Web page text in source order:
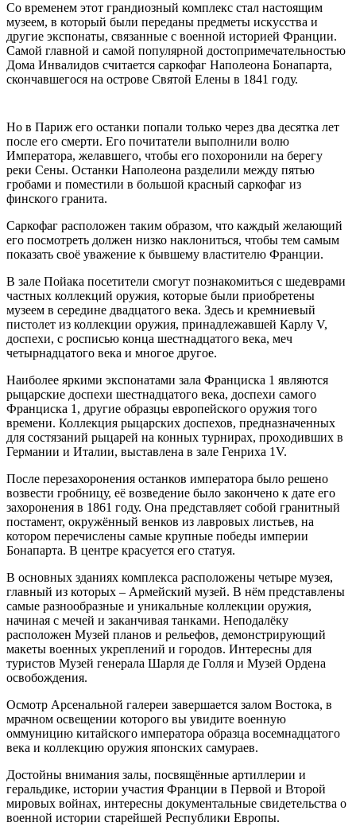
Со временем этот грандиозный комплекс стал настоящим
музеем, в который были переданы предметы искусства и
другие экспонаты, связанные с военной историей Франции.
Самой главной и самой популярной достопримечательностью
Дома Инвалидов считается саркофаг Наполеона Бонапарта,
скончавшегося на острове Святой Елены в 1841 году.
Но в Париж его останки попали только через два десятка лет
после его смерти. Его почитатели выполнили волю
Императора, желавшего, чтобы его похоронили на берегу
реки Сены. Останки Наполеона разделили между пятью
гробами и поместили в большой красный саркофаг из
финского гранита.
Саркофаг расположен таким образом, что каждый желающий
его посмотреть должен низко наклониться, чтобы тем самым
показать своё уважение к бывшему властителю Франции.
В зале Пойака посетители смогут познакомиться с шедеврами
частных коллекций оружия, которые были приобретены
музеем в середине двадцатого века. Здесь и кремниевый
пистолет из коллекции оружия, принадлежавшей Карлу V,
доспехи, с росписью конца шестнадцатого века, меч
четырнадцатого века и многое другое.
Наиболее яркими экспонатами зала Франциска 1 являются
рыцарские доспехи шестнадцатого века, доспехи самого
Франциска 1, другие образцы европейского оружия того
времени. Коллекция рыцарских доспехов, предназначенных
для состязаний рыцарей на конных турнирах, проходивших в
Германии и Италии, выставлена в зале Генриха 1V.
После перезахоронения останков императора было решено
возвести гробницу, её возведение было закончено к дате его
захоронения в 1861 году. Она представляет собой гранитный
постамент, окружённый венков из лавровых листьев, на
котором перечислены самые крупные победы империи
Бонапарта. В центре красуется его статуя.
В основных зданиях комплекса расположены четыре музея,
главный из которых – Армейский музей. В нём представлены
самые разнообразные и уникальные коллекции оружия,
начиная с мечей и заканчивая танками. Неподалёку
расположен Музей планов и рельефов, демонстрирующий
макеты военных укреплений и городов. Интересны для
туристов Музей генерала Шарля де Голля и Музей Ордена
освобождения.
Осмотр Арсенальной галереи завершается залом Востока, в
мрачном освещении которого вы увидите военную
оммуницию китайского императора образца восемнадцатого
века и коллекцию оружия японских самураев.
Достойны внимания залы, посвящённые артиллерии и
геральдике, истории участия Франции в Первой и Второй
мировых войнах, интересны документальные свидетельства о
военной истории старейшей Республики Европы.